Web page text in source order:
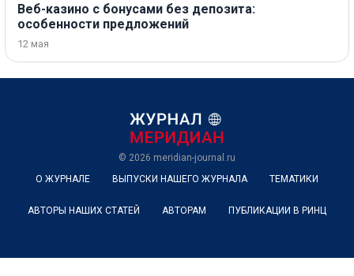
Веб-казино с бонусами без депозита:
особенности предложений
12 мая
© 2026 meridian-journal.ru
О ЖУРНАЛЕ
ВЫПУСКИ НАШЕГО ЖУРНАЛА ТЕМАТИКИ
АВТОРЫ НАШИХ СТАТЕЙ АВТОРАМ ПУБЛИКАЦИИ В РИНЦ